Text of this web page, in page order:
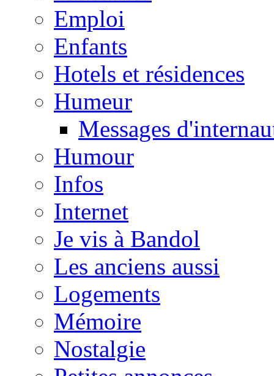
Emploi
Enfants
Hotels et résidences
Humeur
Messages
Humour
Infos
Internet
Je vis à Bandol
Les anciens aussi
Logements
Mémoire
Nostalgie